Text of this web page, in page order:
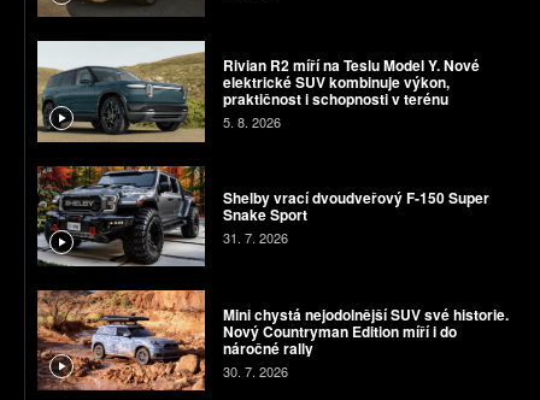
Rivian R2 míří na Teslu Model Y. Nové
elektrické SUV kombinuje výkon,
praktičnost i schopnosti v terénu
5. 8. 2026
Shelby vrací dvoudveřový F-150 Super
Snake Sport
31. 7. 2026
Mini chystá nejodolnější SUV své historie.
Nový Countryman Edition míří i do
náročné rally
30. 7. 2026